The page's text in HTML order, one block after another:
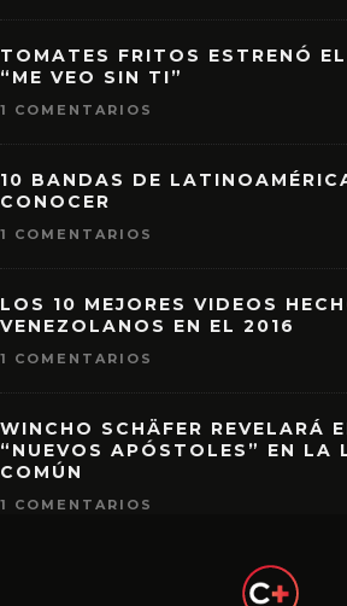
TOMATES FRITOS ESTRENÓ
“ME VEO SIN TI”
1 COMENTARIOS
10 BANDAS DE
CONOCER
1 COMENTARIOS
LOS 10 MEJORES VIDEOS
VENEZOLANOS EN EL 2016
1 COMENTARIOS
WINCHO SCHÄFER REVELARÁ
“NUEVOS APÓSTOLES” EN LA
COMÚN
1 COMENTARIOS